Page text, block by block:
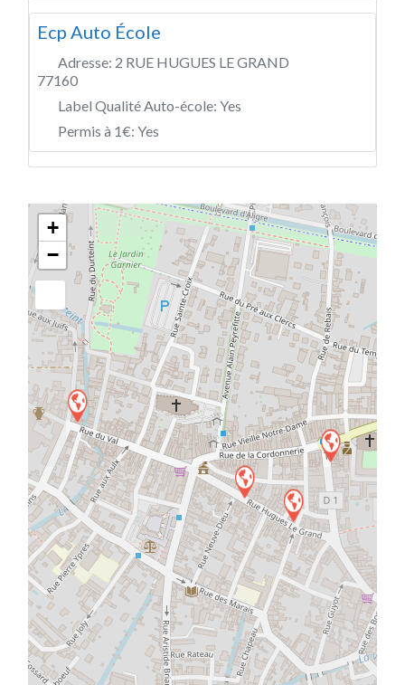
Ecp Auto École
Adresse: 2 RUE HUGUES LE GRAND
77160
Label Qualité Auto-école: Yes
Permis à 1€: Yes
+
−